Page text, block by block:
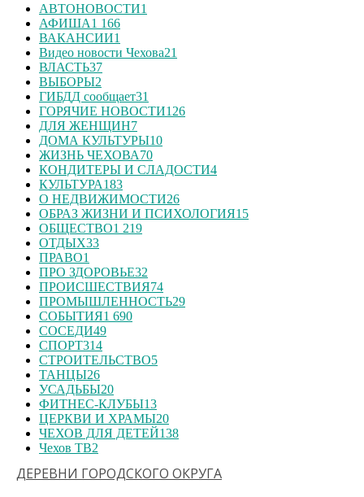
АВТОНОВОСТИ1
АФИША1 166
ВАКАНСИИ1
Видео новости Чехова21
ВЛАСТЬ37
ВЫБОРЫ2
ГИБДД сообщает31
ГОРЯЧИЕ НОВОСТИ126
ДЛЯ ЖЕНЩИН7
ДОМА КУЛЬТУРЫ10
ЖИЗНЬ ЧЕХОВА70
КОНДИТЕРЫ И СЛАДОСТИ4
КУЛЬТУРА183
О НЕДВИЖИМОСТИ26
ОБРАЗ ЖИЗНИ И ПСИХОЛОГИЯ15
ОБЩЕСТВО1 219
ОТДЫХ33
ПРАВО1
ПРО ЗДОРОВЬЕ32
ПРОИСШЕСТВИЯ74
ПРОМЫШЛЕННОСТЬ29
СОБЫТИЯ1 690
СОСЕДИ49
СПОРТ314
СТРОИТЕЛЬСТВО5
ТАНЦЫ26
УСАДЬБЫ20
ФИТНЕС-КЛУБЫ13
ЦЕРКВИ И ХРАМЫ20
ЧЕХОВ ДЛЯ ДЕТЕЙ138
Чехов ТВ2
ДЕРЕВНИ ГОРОДСКОГО ОКРУГА